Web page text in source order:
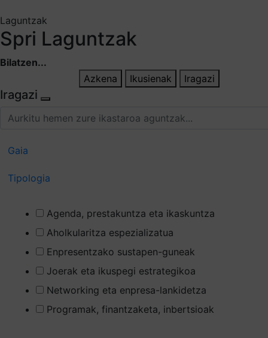
Laguntzak
Spri Laguntzak
Bilatzen...
Azkena
Ikusienak Iragazi
Iragazi
Gaia
Tipologia
Agenda, prestakuntza eta ikaskuntza
Aholkularitza espezializatua
Enpresentzako sustapen-guneak
Joerak eta ikuspegi estrategikoa
Networking eta enpresa-lankidetza
Programak, finantzaketa, inbertsioak